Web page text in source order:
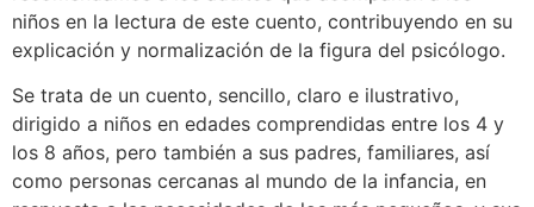
niños en la lectura de este cuento, contribuyendo en su
explicación y normalización de la figura del psicólogo.
Se trata de un cuento, sencillo, claro e ilustrativo,
dirigido a niños en edades comprendidas entre los 4 y
los 8 años, pero también a sus padres, familiares, así
como personas cercanas al mundo de la infancia, en